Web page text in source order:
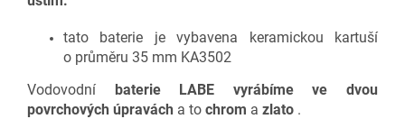
tato baterie je vybavena keramickou kartuší
o průměru 35 mm KA3502
Vodovodní baterie LABE vyrábíme ve
dvou
povrchových úpravách a to chrom a zlato .